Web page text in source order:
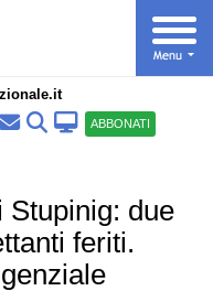
ABBONATI
Stupinig: due
feriti.